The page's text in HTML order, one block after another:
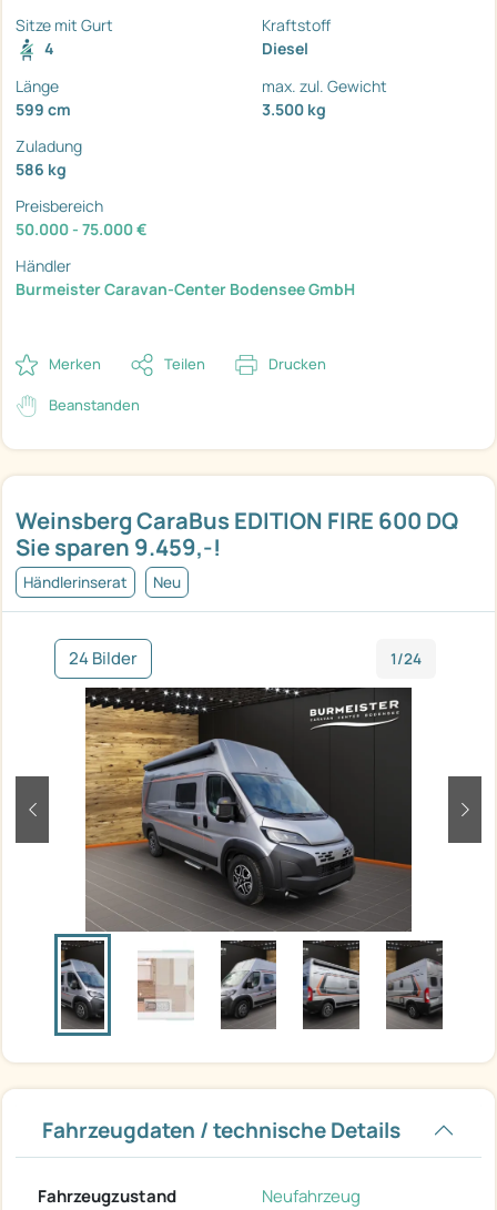
Weinsberg CaraBus EDITION FIRE 600 DQ
Sie sparen 9.459,-!
Händlerinserat Neu
24 Bilder 1/24
zurück
Fahrzeugdaten / technische Details
Fahrzeugzustand
Neufahrzeug
Sitze mit Gurt
4
Kraftstoff
Diesel
Länge
599 cm
max. zul. Gewicht
3.500 kg
Zuladung
586 kg
Preisbereich
50.000 - 75.000 €
Händler
Burmeister Caravan-Center Bodensee GmbH
Merken Teilen Drucken
Beanstanden